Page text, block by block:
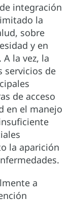
integración
la
sobre
y en
la vez, la
servicios de
de acceso
en el manejo
la aparición
a